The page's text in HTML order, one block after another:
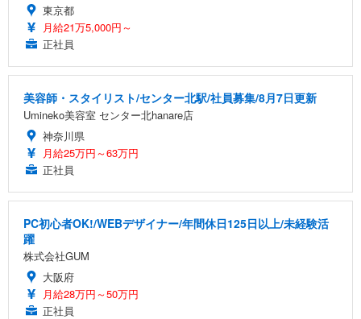
東京都
月給21万5,000円～
正社員
美容師・スタイリスト/センター北駅/社員募集/8月7日更新
Umineko美容室 センター北hanare店
神奈川県
月給25万円～63万円
正社員
PC初心者OK!/WEBデザイナー/年間休日125日以上/未経験活
躍
株式会社GUM
大阪府
月給28万円～50万円
正社員